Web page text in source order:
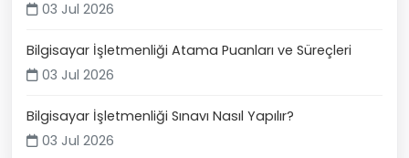
03 Jul 2026
Bilgisayar İşletmenliği Atama Puanları ve Süreçleri
03 Jul 2026
Bilgisayar İşletmenliği Sınavı Nasıl Yapılır?
03 Jul 2026